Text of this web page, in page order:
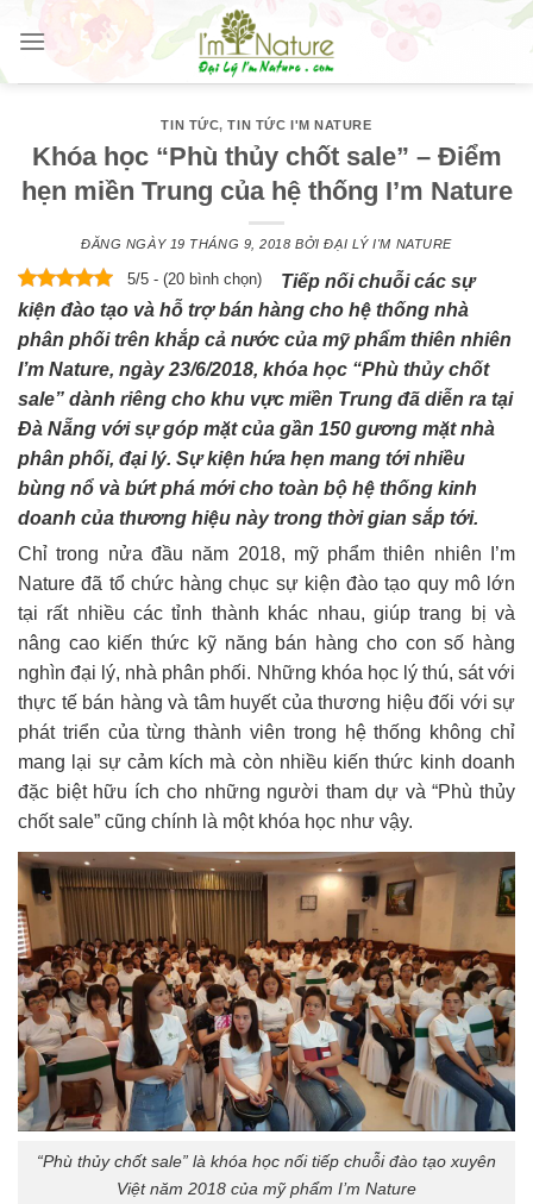
Skip
content
TIN TỨC,TIN TỨC I'M NATURE
Khóa học “Phù thủy chốt sale” – Điểm
hẹn miền Trung của hệ thống I’m Nature
ĐĂNG NGÀY 19 THÁNG 9, 2018 BỞIĐẠI LÝ I'M NATURE
5/5 - (20 bình chọn)
Tiếp nối chuỗi các sự
kiện đào tạo và hỗ trợ bán hàng cho hệ thống nhà
phân phối trên khắp cả nước của mỹ phẩm thiên nhiên
I’m Nature, ngày 23/6/2018, khóa học “Phù thủy chốt
sale” dành riêng cho khu vực miền Trung đã diễn ra tại
Đà Nẵng với sự góp mặt của gần 150 gương mặt nhà
phân phối, đại lý. Sự kiện hứa hẹn mang tới nhiều
bùng nổ và bứt phá mới cho toàn bộ hệ thống kinh
doanh của thương hiệu này trong thời gian sắp tới.
Chỉ trong nửa đầu năm 2018, mỹ phẩm thiên nhiên I’m
Nature đã tổ chức hàng chục sự kiện đào tạo quy mô lớn
tại rất nhiều các tỉnh thành khác nhau, giúp trang bị và
nâng cao kiến thức kỹ năng bán hàng cho con số hàng
nghìn đại lý, nhà phân phối. Những khóa học lý thú, sát với
thực tế bán hàng và tâm huyết của thương hiệu đối với sự
phát triển của từng thành viên trong hệ thống không chỉ
mang lại sự cảm kích mà còn nhiều kiến thức kinh doanh
đặc biệt hữu ích cho những người tham dự và “Phù thủy
chốt sale” cũng chính là một khóa học như vậy.
“Phù thủy chốt sale” là khóa học nối tiếp chuỗi đào tạo xuyên
Việt năm 2018 của mỹ phẩm I’m Nature